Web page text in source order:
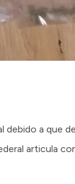
a que
articula